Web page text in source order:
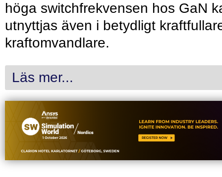
höga switchfrekvensen hos GaN
utnyttjas även i betydligt
kraftomvandlare.
Läs mer...